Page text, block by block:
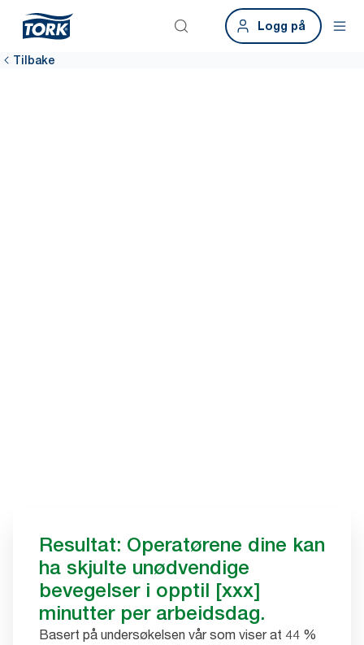
Logg på
Tilbake
Resultat: Operatørene dine kan
ha skjulte unødvendige
bevegelser i opptil [xxx]
minutter per arbeidsdag.
Basert på undersøkelsen vår som viser at 44 %